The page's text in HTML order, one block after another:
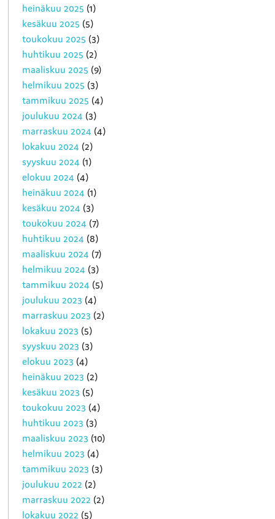
heinäkuu 2025 (1)
kesäkuu 2025 (5)
toukokuu 2025 (3)
huhtikuu 2025 (2)
maaliskuu 2025 (9)
helmikuu 2025 (3)
tammikuu 2025 (4)
joulukuu 2024 (3)
marraskuu 2024 (4)
lokakuu 2024 (2)
syyskuu 2024 (1)
elokuu 2024 (4)
heinäkuu 2024 (1)
kesäkuu 2024 (3)
toukokuu 2024 (7)
huhtikuu 2024 (8)
maaliskuu 2024 (7)
helmikuu 2024 (3)
tammikuu 2024 (5)
joulukuu 2023 (4)
marraskuu 2023 (2)
lokakuu 2023 (5)
syyskuu 2023 (3)
elokuu 2023 (4)
heinäkuu 2023 (2)
kesäkuu 2023 (5)
toukokuu 2023 (4)
huhtikuu 2023 (3)
maaliskuu 2023 (10)
helmikuu 2023 (4)
tammikuu 2023 (3)
joulukuu 2022 (2)
marraskuu 2022 (2)
lokakuu 2022 (5)